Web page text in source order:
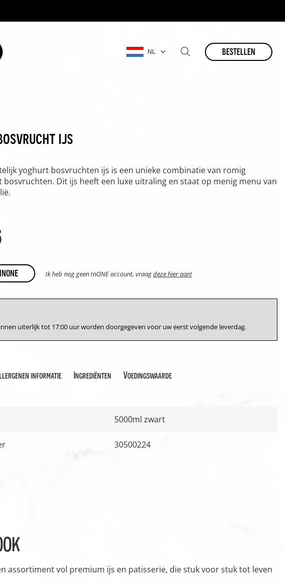
NL bestellen
ijs
yoghurt bosvruchten ijs is een unieke combinatie van romig
Dit ijs heeft een luxe uitraling en staat op menig menu van
Ik heb nog geen InONE account, vraagdeze hier aan!
uiterlijk tot 17:00 uur worden doorgegeven voor uw eerst volgende leverdag.
informatie Ingrediënten Voedingswaarde
5000ml zwart
30500224
assortiment vol premium ijs en patisserie, die stuk voor stuk tot leven